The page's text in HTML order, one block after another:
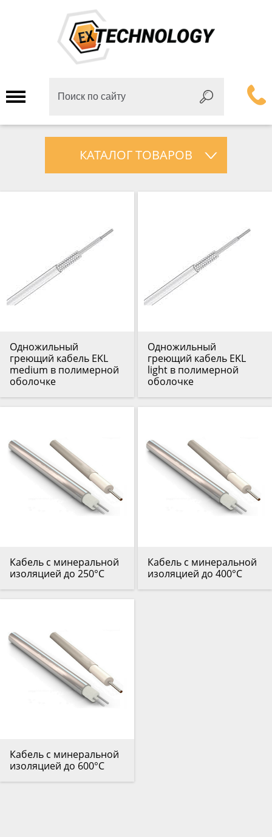
КАТАЛОГ ТОВАРОВ
Одножильный
греющий кабель EKL
medium в полимерной
оболочке
Одножильный
греющий кабель EKL
light в полимерной
оболочке
Кабель с минеральной
изоляцией до 250°С
Кабель с минеральной
изоляцией до 400°С
Кабель с минеральной
изоляцией до 600°С